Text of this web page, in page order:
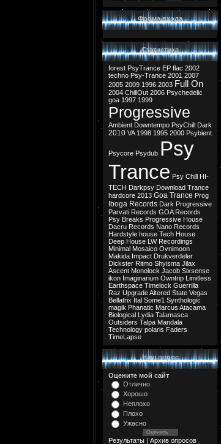
Форма входа
Статистика
forest PsyTrance EP flac 2002
techno Psy-Trance 2001 2007
2005 2009 1996 2003 Full On
2004 ChillOut 2006 Psychedelic
goa 1997 1999
Progressive
Ambient Downtempo PsyChill Dark
2010 VA 1998 1995 2000 Psybient
Psycore Psydub Psy
Trance Psy Chill HI-
TECH Darkpsy Download Trance
hardcore 2013 Goa Trance Prog
Iboga Records Dark Progressive
Parvati Records GOA Records
Psy Breaks Progressive House
Dacru Records Nano Records
Hardstyle house Tech House
Deep House LW Recordings
Minimal Mosaico Ovnimoon
Makida Impact Drukverdeler
Dickster Ritmo Shyisma Jilax
Ascent Monolock Jacob Sixsense
ikon Imaginarium Owntrip Limitless
Earthspace Timelock Guerrilla
Raz UpgradeAltered State Vegas
Bellatrix Ital Some1 Synthologic
magik Phanatic Marcus Atacama
Biological Lydia Talamasca
Outsiders Talpa Mandala
Technology polaris Faders
TimeLapse
Наш опрос
Оцените мой сайт
Отлично
Хорошо
Неплохо
Плохо
Ужасно
Результаты | Архив опросов